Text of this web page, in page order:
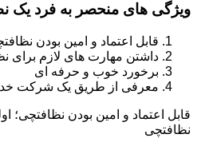
ویژگی های منحصر به فرد یک
قابل اعتماد و امین بودن
داشتن مهارت های لازم برای
برخورد خوب و حرفه ای
معرفی از طریق یک شرکت
قابل اعتماد و امین بودن نظافتچی؛
نظافتچی